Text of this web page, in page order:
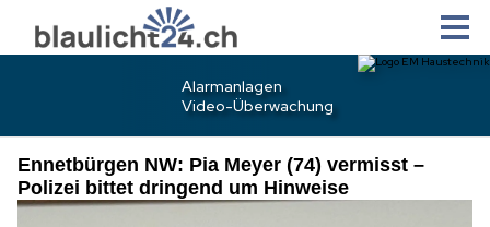
Ennetbürgen NW: Pia Meyer (74) vermisst –
Polizei bittet dringend um Hinweise